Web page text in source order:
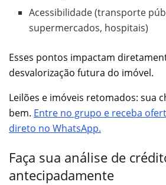
Acessibilidade (transporte
supermercados, hospitais)
Esses pontos impactam
desvalorização futura do imóvel.
Leilões e imóveis retomados: sua
bem. Entre no grupo e receba
direto no WhatsApp.
Faça sua análise de
antecipadamente